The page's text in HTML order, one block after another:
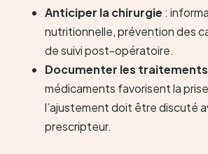
Anticiper la chirurgie :
nutritionnelle, prévention des
de suivi post-opératoire.
Documenter les traitements
médicaments favorisent la
l’ajustement doit être discuté
prescripteur.